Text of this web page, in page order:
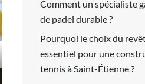
Comment un spécialiste
de padel durable ?
Pourquoi le choix du
essentiel pour une
tennis à Saint-Étienne ?